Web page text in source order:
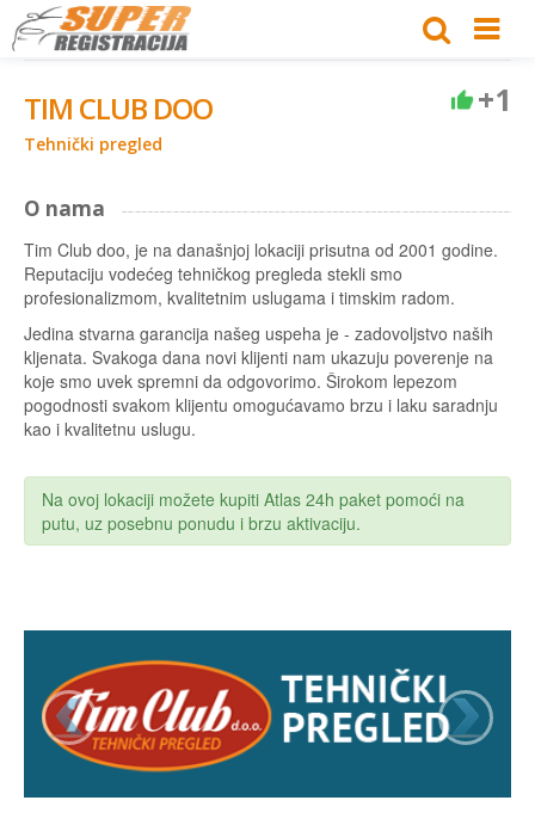
TIM CLUB DOO
Tehnički pregled
+1
O nama
Tim Club doo, je na današnjoj lokaciji prisutna od 2001 godine.
Reputaciju vodećeg tehničkog pregleda stekli smo
profesionalizmom, kvalitetnim uslugama i timskim radom.
Jedina stvarna garancija našeg uspeha je - zadovoljstvo naših
kljenata. Svakoga dana novi klijenti nam ukazuju poverenje na
koje smo uvek spremni da odgovorimo. Širokom lepezom
pogodnosti svakom klijentu omogućavamo brzu i laku saradnju
kao i kvalitetnu uslugu.
Na ovoj lokaciji možete kupiti Atlas 24h paket pomoći na
putu, uz posebnu ponudu i brzu aktivaciju.